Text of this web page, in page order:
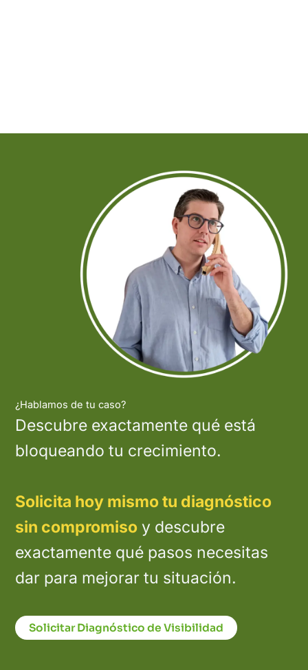
¿Hablamos de tu caso?
Descubre exactamente qué está
bloqueando tu crecimiento.
Solicita hoy mismo tu diagnóstico
sin compromisoy descubre
exactamente qué pasos necesitas
dar para mejorar tu situación.
Solicitar Diagnóstico de Visibilidad